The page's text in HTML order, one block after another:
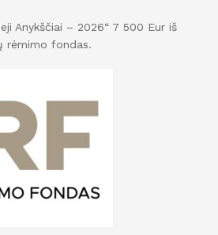
Anykščiai – 2026“ 7 500 Eur iš
rėmimo fondas.